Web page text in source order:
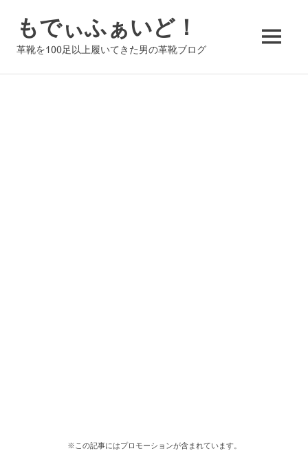
ツ
もでぃふぁいど！
革靴を100足以上履いてきた男の革靴ブログ MENU
※この記事にはプロモーションが含まれています。